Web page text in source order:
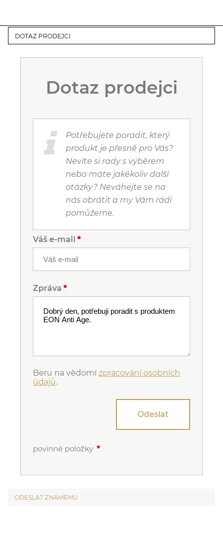
DOTAZ PRODEJCI
Dotaz prodejci
Potřebujete poradit, který
produkt je přesně pro Vás?
Nevíte si rady s výběrem
nebo máte jakékoliv další
otázky? Neváhejte se na
nás obrátit a my Vám rádi
pomůžeme.
Váš e-mail
Zpráva
Beru na vědomízpracování osobních
údajů.
Odeslat
povinné položky
ODESLAT ZNÁMÉMU